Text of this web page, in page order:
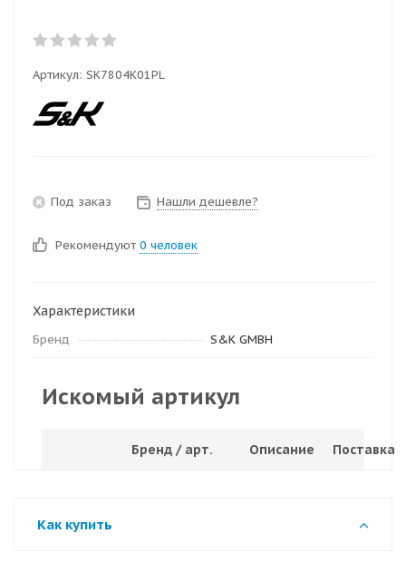
Артикул: SK7804K01PL
Под заказ Нашли дешевле?
Рекомендуют 0 человек
Характеристики
Бренд S&K GMBH
Искомый артикул
Бренд / арт. Описание Поставка
Как купить